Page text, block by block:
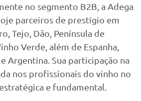
no segmento B2B, a Adega
parceiros de prestígio em
Tejo, Dão, Península de
Verde, além de Espanha,
Argentina. Sua participação na
nos profissionais do vinho no
e fundamental.